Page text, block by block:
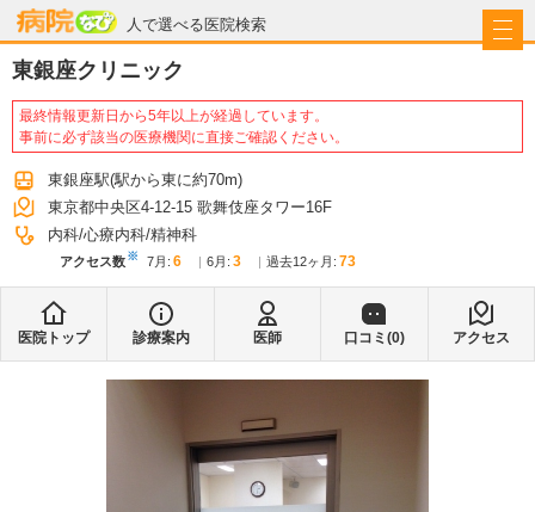
人で選べる医院検索
病院なび
東銀座クリニック
最終情報更新日から5年以上が経過しています。
事前に必ず該当の医療機関に直接ご確認ください。
東銀座駅(駅から東に約70m)
東京都中央区4-12-15 歌舞伎座タワー16F
内科 心療内科 精神科
アクセス数※ 7月 : 6 6月 : 3 過去12ヶ月: 73
医院トップ 診療案内 医師 口コミ(0) アクセス